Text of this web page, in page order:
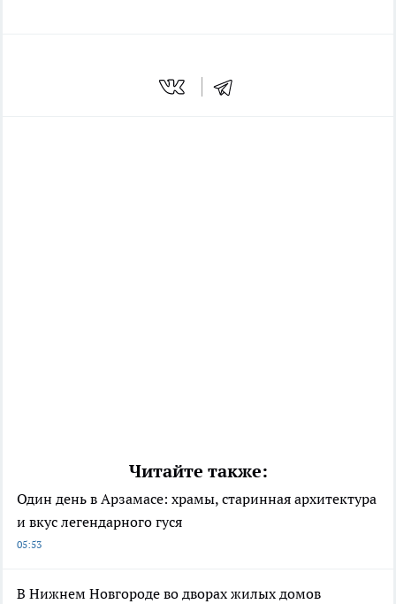
Читайте также:
Один день в Арзамасе: храмы, старинная архитектура
и вкус легендарного гуся
05:53
В Нижнем Новгороде во дворах жилых домов